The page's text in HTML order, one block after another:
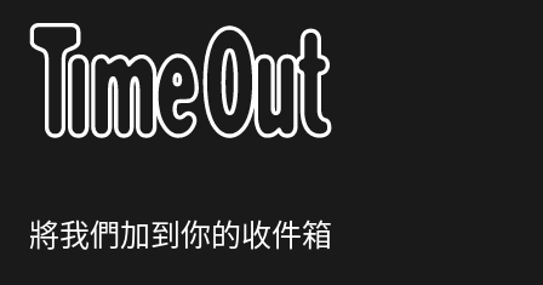
將我們加到你的收件箱